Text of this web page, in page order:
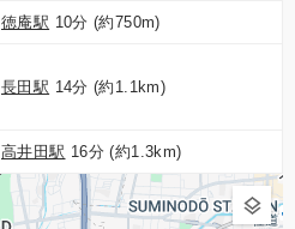
徳庵駅 10分 (約750m)
長田駅 14分 (約1.1km)
高井田駅 16分 (約1.3km)